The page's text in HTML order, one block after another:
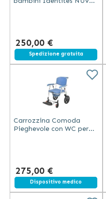
250,00 €
Spedizione gratuita
Carrozzina Comoda
Pieghevole con WC per
275,00 €
Spedizione gratuita
Dispositivo medico